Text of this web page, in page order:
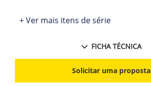
+ Ver mais itens de série
FICHA TÉCNICA
Solicitar uma proposta